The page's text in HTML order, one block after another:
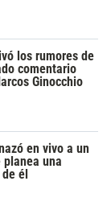
los rumores de
comentario
Ginocchio
en vivo a un
planea una
él